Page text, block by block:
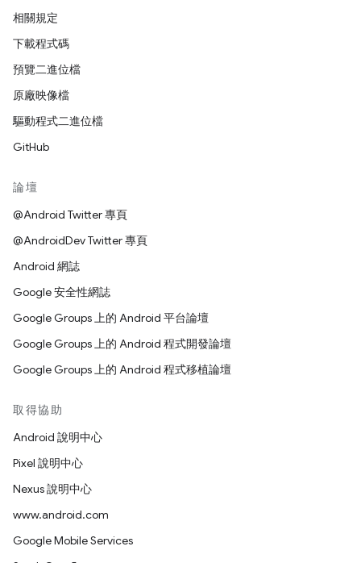
相關規定
下載程式碼
預覽二進位檔
原廠映像檔
驅動程式二進位檔
GitHub
論壇
@Android Twitter 專頁
@AndroidDev Twitter 專頁
Android 網誌
Google 安全性網誌
Google Groups 上的 Android 平台論壇
Google Groups 上的 Android 程式開發論壇
Google Groups 上的 Android 程式移植論壇
取得協助
Android 說明中心
Pixel 說明中心
Nexus 說明中心
www.android.com
Google Mobile Services